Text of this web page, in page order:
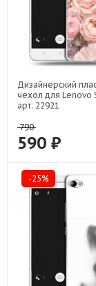
Дизайнерский
чехол для Lenovo
арт: 22921
790
590 ₽
-25%